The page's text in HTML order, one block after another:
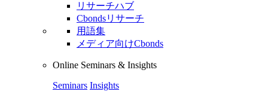
リサーチハブ
Cbondsリサーチ
用語集
メディア向けCbonds
Online Seminars & Insights
Seminars Insights